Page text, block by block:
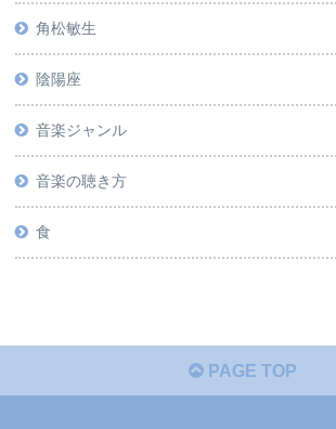
角松敏生
陰陽座
音楽ジャンル
音楽の聴き方
食
PAGE TOP